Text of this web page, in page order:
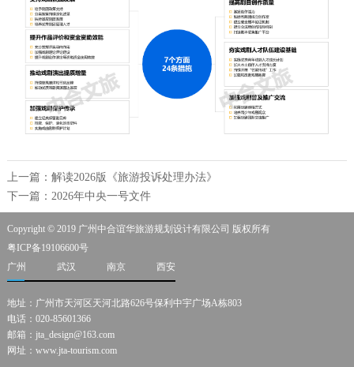
上一篇：解读2026版《旅游投诉处理办法》
下一篇：2026年中央一号文件
Copyright © 2019 广州中合谊华旅游规划设计有限公司 版权所有
粤ICP备19106600号
广州
武汉 南京 西安
地址：广州市天河区天河北路626号保利中宇广场A栋803
电话：020-85601366
邮箱：jta_design@163.com
网址：www.jta-tourism.com